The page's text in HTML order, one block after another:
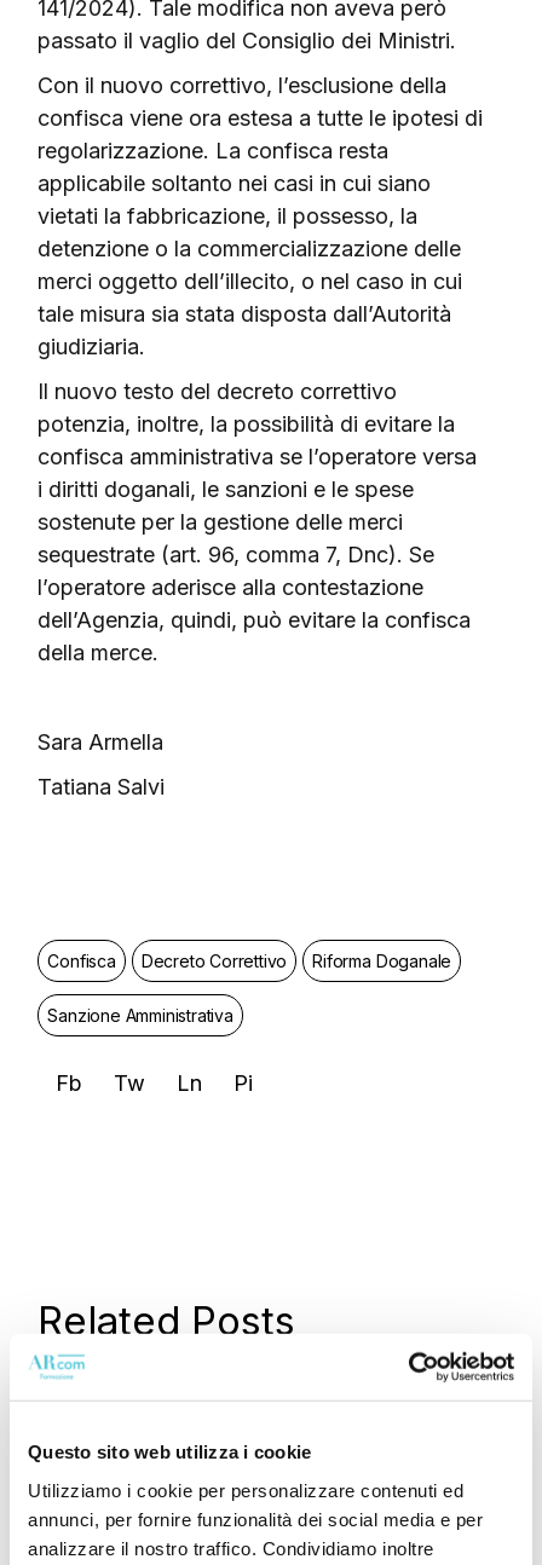
Questo sito web utilizza i cookie
Utilizziamo i cookie per personalizzare contenuti ed
annunci, per fornire funzionalità dei social media e per
analizzare il nostro traffico. Condividiamo inoltre
141/2024). Tale modifica non aveva però
passato il vaglio del Consiglio dei Ministri.
Con il nuovo correttivo, l’esclusione della
confisca viene ora estesa a tutte le ipotesi di
regolarizzazione. La confisca resta
applicabile soltanto nei casi in cui siano
vietati la fabbricazione, il possesso, la
detenzione o la commercializzazione delle
merci oggetto dell’illecito, o nel caso in cui
tale misura sia stata disposta dall’Autorità
giudiziaria.
Il nuovo testo del decreto correttivo
potenzia, inoltre, la possibilità di evitare la
confisca amministrativa se l’operatore versa
i diritti doganali, le sanzioni e le spese
sostenute per la gestione delle merci
sequestrate (art. 96, comma 7, Dnc). Se
l’operatore aderisce alla contestazione
dell’Agenzia, quindi, può evitare la confisca
della merce.
Sara Armella
Tatiana Salvi
Confisca Decreto Correttivo Riforma Doganale
Sanzione Amministrativa
Fb Tw Ln Pi
Related Posts